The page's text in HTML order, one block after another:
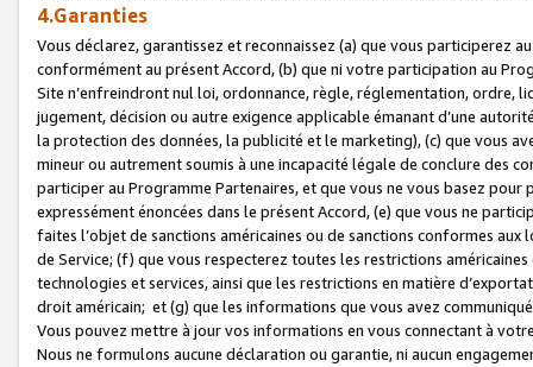
4.Garanties
Vous déclarez, garantissez et reconnaissez (a) que vous participerez
conformément au présent Accord, (b) que ni votre participation au
Site n’enfreindront nul loi, ordonnance, règle, réglementation, ordre,
jugement, décision ou autre exigence applicable émanant d’une
la protection des données, la publicité et le marketing), (c) que vous
mineur ou autrement soumis à une incapacité légale de conclure des
participer au Programme Partenaires, et que vous ne vous basez
expressément énoncées dans le présent Accord, (e) que vous ne
faites l’objet de sanctions américaines ou de sanctions conformes
de Service; (f) que vous respecterez toutes les restrictions
technologies et services, ainsi que les restrictions en matière
droit américain; et (g) que les informations que vous avez
Vous pouvez mettre à jour vos informations en vous connectant à
Nous ne formulons aucune déclaration ou garantie, ni aucun